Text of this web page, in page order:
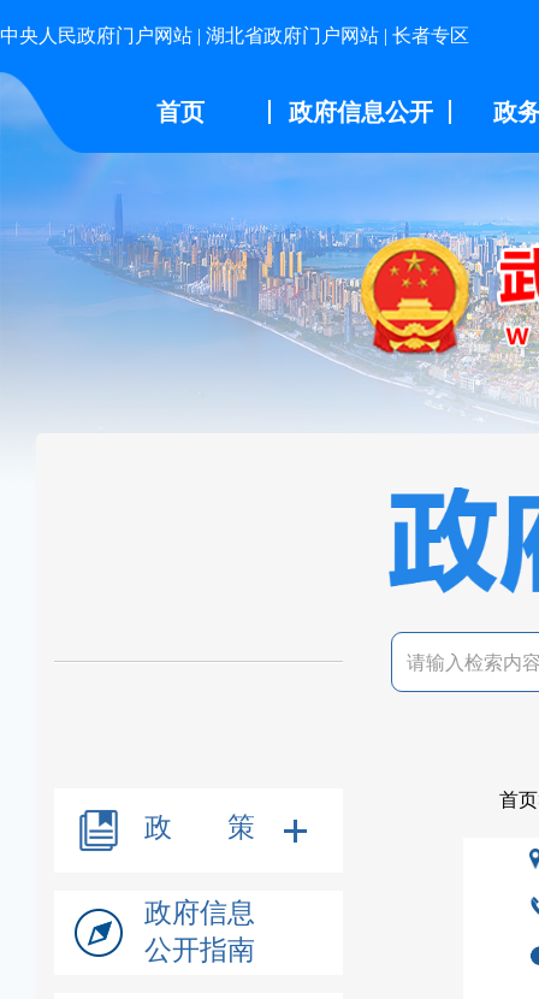
中央人民政府门户网站 | 湖北省政府门户网站 | 长者专区
首页 政府信息公开 政
政 策
政府信息
公开指南
首页